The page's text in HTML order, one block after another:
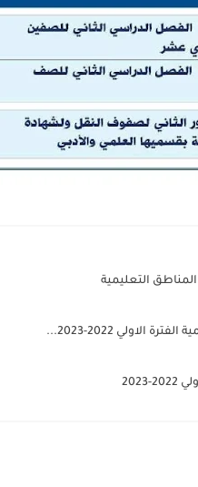
2022-2023...